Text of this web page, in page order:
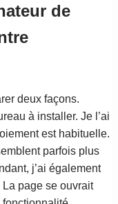
de
deux façons.
à installer. Je l’ai
est habituelle.
parfois plus
j’ai également
page se ouvrait